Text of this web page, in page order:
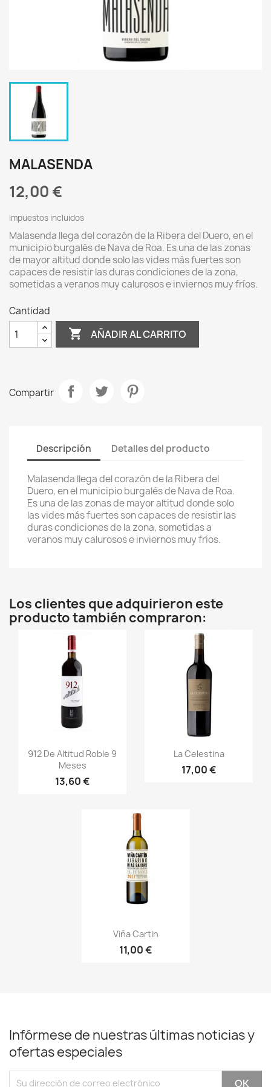
MALASENDA
12,00 €
Impuestos incluidos
Malasenda llega del corazón de la Ribera del Duero, en el
municipio burgalés de Nava de Roa. Es una de las zonas
de mayor altitud donde solo las vides más fuertes son
capaces de resistir las duras condiciones de la zona,
sometidas a veranos muy calurosos e inviernos muy fríos.
Cantidad
 AÑADIR AL CARRITO
Compartir
Descripción Detalles del producto
Malasenda llega del corazón de la Ribera del
Duero, en el municipio burgalés de Nava de Roa.
Es una de las zonas de mayor altitud donde solo
las vides más fuertes son capaces de resistir las
duras condiciones de la zona, sometidas a
veranos muy calurosos e inviernos muy fríos.
Los clientes que adquirieron este
producto también compraron:
Vista rápida
912 De Altitud Roble 9
Meses
13,60 €
 Vista rápida
La Celestina
17,00 €
Vista rápida
Viña Cartin
11,00 €
Infórmese de nuestras últimas noticias y
ofertas especiales